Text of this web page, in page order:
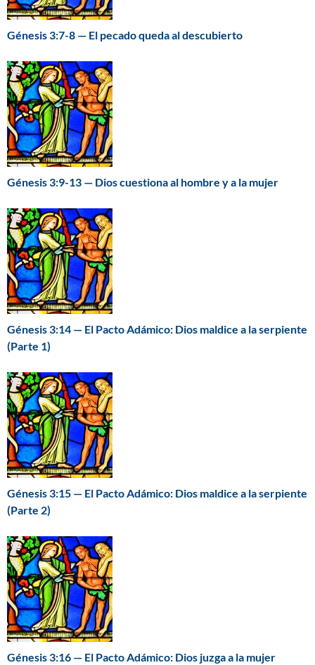
Génesis 3:7-8 — El pecado queda al descubierto
Génesis 3:9-13 — Dios cuestiona al hombre y a la mujer
Génesis 3:14 — El Pacto Adámico: Dios maldice a la serpiente
(Parte 1)
Génesis 3:15 — El Pacto Adámico: Dios maldice a la serpiente
(Parte 2)
Génesis 3:16 — El Pacto Adámico: Dios juzga a la mujer